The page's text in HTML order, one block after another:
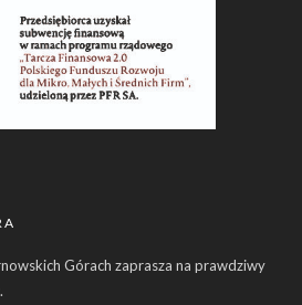
Górach zaprasza na prawdziwy